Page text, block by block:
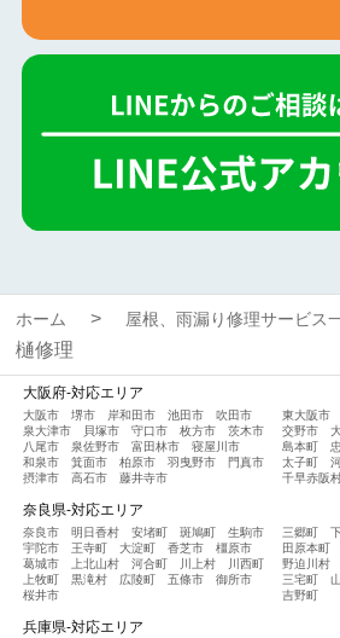
ホーム 屋根、雨漏り修理サービス
樋修理
大阪府-対応エリア
大阪市 堺市 岸和田市 池田市
吹田市
泉大津市
貝塚市 守口市 枚方市
茨木市
八尾市
泉佐野市 富田林市
寝屋川市
和泉市
箕面市 柏原市 羽曳野市
門真市
摂津市
高石市 藤井寺市
東大阪市
交野市
島本町
太子町
千早赤阪
奈良県-対応エリア
奈良市 明日香村 安堵町 斑鳩町
生駒市
宇陀市
王寺町 大淀町 香芝市
橿原市
葛城市
上北山村 河合町 川上村
川西町
上牧町
黒滝村 広陵町 五條市
御所市
桜井市
三郷町
田原本町
野迫川村
三宅町
吉野町
兵庫県-対応エリア